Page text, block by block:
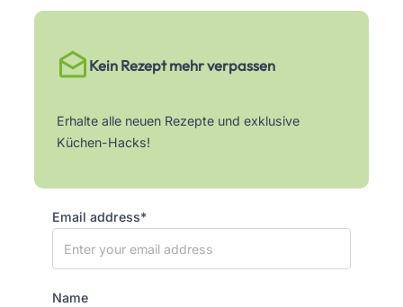
Kein Rezept mehr verpassen
Erhalte alle neuen Rezepte und exklusive
Küchen-Hacks!
Email address*
Name